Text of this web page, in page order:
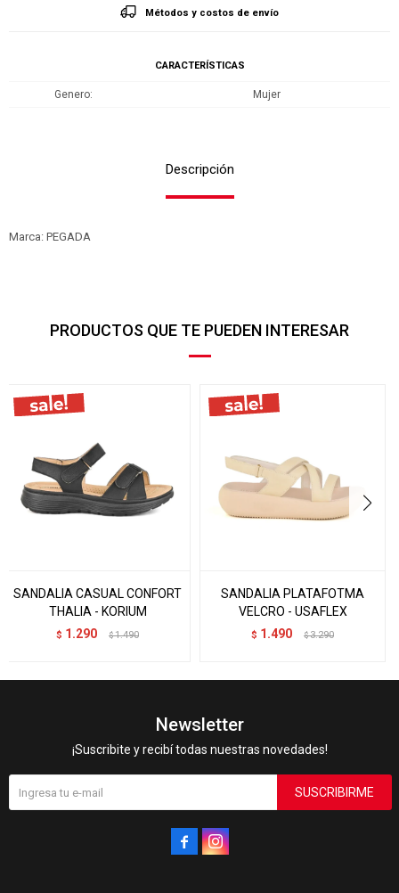
Métodos y costos de envío
CARACTERÍSTICAS
Genero Mujer
Descripción
Marca: PEGADA
PRODUCTOS QUE TE PUEDEN INTERESAR
SANDALIA CASUAL CONFORT
THALIA - KORIUM
$ 1.290 $ 1.490
SANDALIA PLATAFOTMA
VELCRO - USAFLEX
$ 1.490 $ 3.290
Newsletter
¡Suscribite y recibí todas nuestras novedades!
SUSCRIBIRME
 